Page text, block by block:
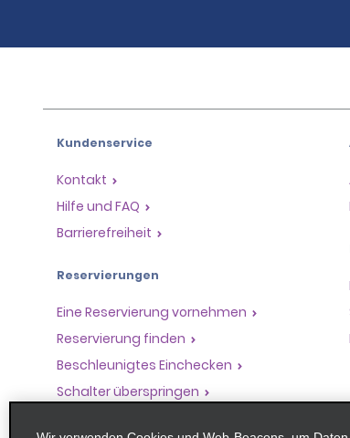
Kundenservice
Kontakt
Hilfe und FAQ
Barrierefreiheit
Reservierungen
Eine Reservierung vornehmen
Reservierung finden
Beschleunigtes Einchecken
Schalter überspringen